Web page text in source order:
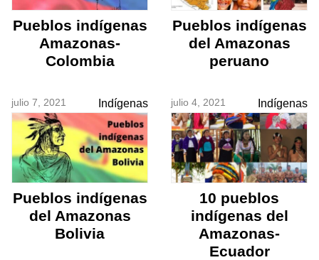
Pueblos indígenas
Amazonas-
Colombia
Pueblos indígenas
del Amazonas
peruano
julio 7, 2021 Indígenas
Pueblos indígenas
del Amazonas
Bolivia
julio 4, 2021 Indígenas
10 pueblos
indígenas del
Amazonas-
Ecuador